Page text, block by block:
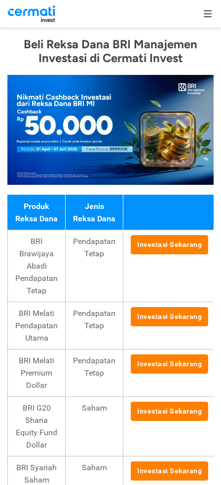
Beli Reksa Dana BRI Manajemen
Investasi di Cermati Invest
Produk
Reksa Dana
Jenis
Reksa Dana
BRI
Brawijaya
Abadi
Pendapatan
Tetap
Pendapatan
Tetap
Investasi Sekarang
BRI Melati
Pendapatan
Utama
Pendapatan
Tetap
Investasi Sekarang
BRI Melati
Premium
Dollar
Pendapatan
Tetap
Investasi Sekarang
BRI G20
Sharia
Equity Fund
Dollar
Saham Investasi Sekarang
BRI Syariah
Saham
Saham Investasi Sekarang